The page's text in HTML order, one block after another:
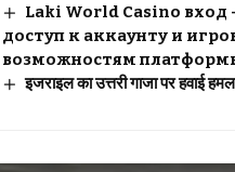
Laki World Casino
доступ к аккаунту и
возможностям
इजराइल का उत्तरी गाजा पर हवाई